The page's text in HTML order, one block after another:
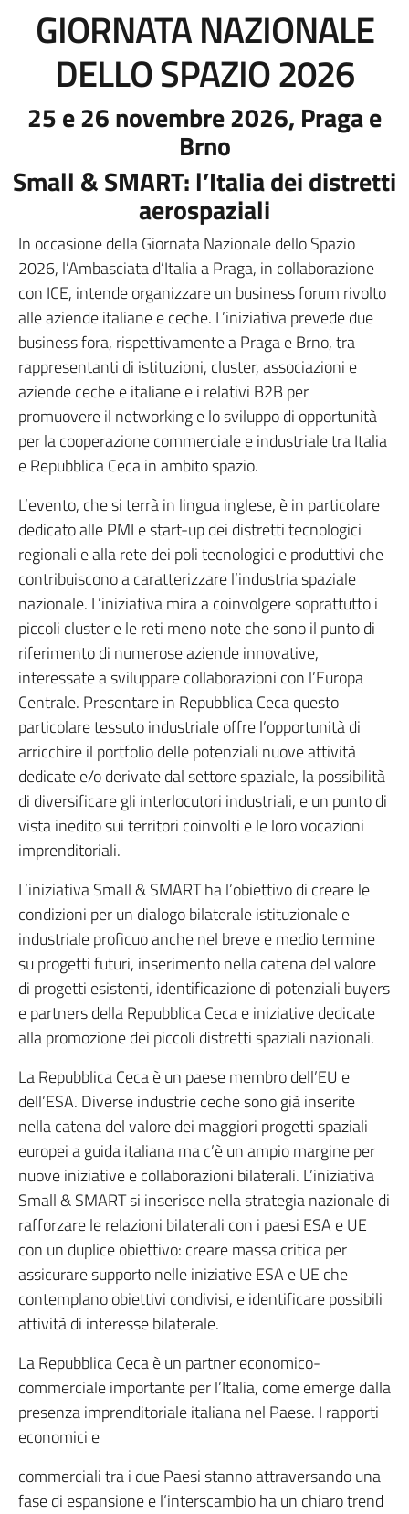
GIORNATA NAZIONALE
DELLO SPAZIO 2026
25 e 26 novembre 2026, Praga e
Brno
Small & SMART: l’Italia dei distretti
aerospaziali
In occasione della Giornata Nazionale dello Spazio
2026, l’Ambasciata d’Italia a Praga, in collaborazione
con ICE, intende organizzare un business forum rivolto
alle aziende italiane e ceche. L’iniziativa prevede due
business fora, rispettivamente a Praga e Brno, tra
rappresentanti di istituzioni, cluster, associazioni e
aziende ceche e italiane e i relativi B2B per
promuovere il networking e lo sviluppo di opportunità
per la cooperazione commerciale e industriale tra Italia
e Repubblica Ceca in ambito spazio.
L’evento, che si terrà in lingua inglese, è in particolare
dedicato alle PMI e start-up dei distretti tecnologici
regionali e alla rete dei poli tecnologici e produttivi che
contribuiscono a caratterizzare l’industria spaziale
nazionale. L’iniziativa mira a coinvolgere soprattutto i
piccoli cluster e le reti meno note che sono il punto di
riferimento di numerose aziende innovative,
interessate a sviluppare collaborazioni con l’Europa
Centrale. Presentare in Repubblica Ceca questo
particolare tessuto industriale offre l’opportunità di
arricchire il portfolio delle potenziali nuove attività
dedicate e/o derivate dal settore spaziale, la possibilità
di diversificare gli interlocutori industriali, e un punto di
vista inedito sui territori coinvolti e le loro vocazioni
imprenditoriali.
L’iniziativa Small & SMART ha l’obiettivo di creare le
condizioni per un dialogo bilaterale istituzionale e
industriale proficuo anche nel breve e medio termine
su progetti futuri, inserimento nella catena del valore
di progetti esistenti, identificazione di potenziali buyers
e partners della Repubblica Ceca e iniziative dedicate
alla promozione dei piccoli distretti spaziali nazionali.
La Repubblica Ceca è un paese membro dell’EU e
dell’ESA. Diverse industrie ceche sono già inserite
nella catena del valore dei maggiori progetti spaziali
europei a guida italiana ma c’è un ampio margine per
nuove iniziative e collaborazioni bilaterali. L’iniziativa
Small & SMART si inserisce nella strategia nazionale di
rafforzare le relazioni bilaterali con i paesi ESA e UE
con un duplice obiettivo: creare massa critica per
assicurare supporto nelle iniziative ESA e UE che
contemplano obiettivi condivisi, e identificare possibili
attività di interesse bilaterale.
La Repubblica Ceca è un partner economico-
commerciale importante per l’Italia, come emerge dalla
presenza imprenditoriale italiana nel Paese. I rapporti
economici e
commerciali tra i due Paesi stanno attraversando una
fase di espansione e l’interscambio ha un chiaro trend